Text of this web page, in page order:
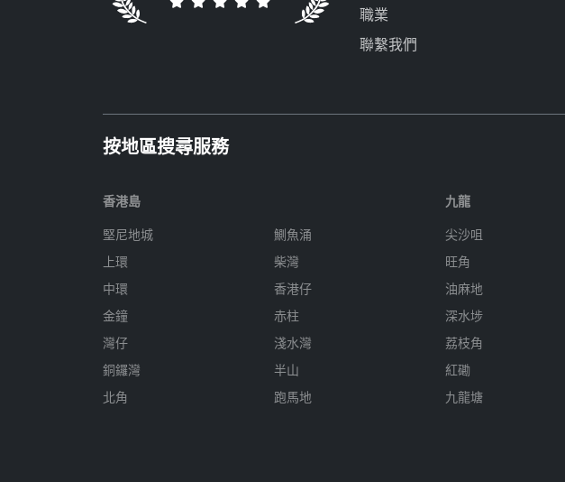
職業
聯繫我們
按地區搜尋服務
香港島
堅尼地城
上環
中環
金鐘
灣仔
銅鑼灣
北角
鰂魚涌
柴灣
香港仔
赤柱
淺水灣
半山
跑馬地
九龍
尖沙咀
旺角
油麻地
深水埗
荔枝角
紅磡
九龍塘